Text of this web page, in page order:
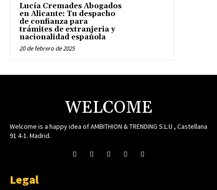
Lucía Cremades Abogados
en Alicante: Tu despacho
de confianza para
trámites de extranjeria y
nacionalidad española
20 de febrero de 2025
WELCOME
Welcome is a happy idea of AMBITHION & TRENDING S.L.U , Castellana
91 4-1. Madrid.
Legal